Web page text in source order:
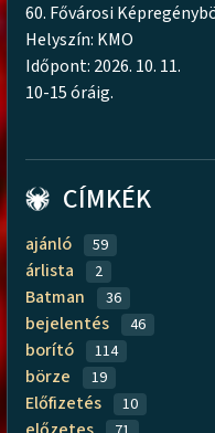
60. Fővárosi
Helyszín: KMO
Időpont: 2026. 10. 11.
10-15 óráig.
CÍMKÉK
ajánló 59
árlista 2
Batman 36
bejelentés 46
borító 114
börze 19
Előfizetés 10